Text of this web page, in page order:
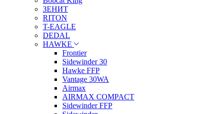
ЗЕНИТ
RITON
T-EAGLE
DEDAL
HAWKE
Frontier
Sidewinder 30
Hawke FFP
Vantage 30WA
Airmax
AIRMAX COMPACT
Sidewinder FFP